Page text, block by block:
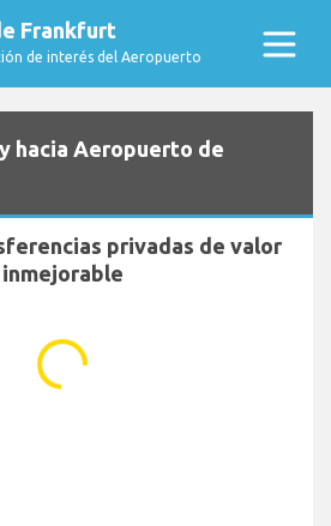
Frankfurt
de interés del Aeropuerto
hacia Aeropuerto de
privadas de valor
inmejorable